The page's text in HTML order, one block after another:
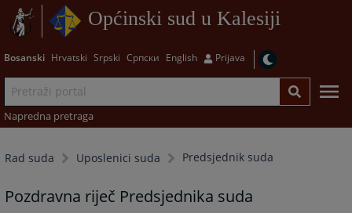
Općinski sud u Kalesiji
Bosanski Hrvatski Srpski Српски English Prijava
Napredna pretraga
Rad suda Uposlenici suda Predsjednik suda
Pozdravna riječ Predsjednika suda